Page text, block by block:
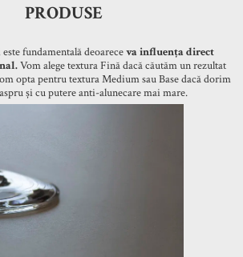
PRODUSE
fundamentală deoareceva influența direct
Vom alege textura Fină dacă căutăm un rezultat
opta pentru textura Medium sau Base dacă dorim
și cu putere anti-alunecare mai mare.